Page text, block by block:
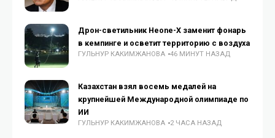
Дрон-светильник Heone-X заменит фонарь
в кемпинге и осветит территорию с воздуха
ГУЛЬНУР КАКИМЖАНОВА 46 МИНУТ НАЗАД
Казахстан взял восемь медалей на
крупнейшей Международной олимпиаде по
ИИ
ГУЛЬНУР КАКИМЖАНОВА 2 ЧАСА НАЗАД